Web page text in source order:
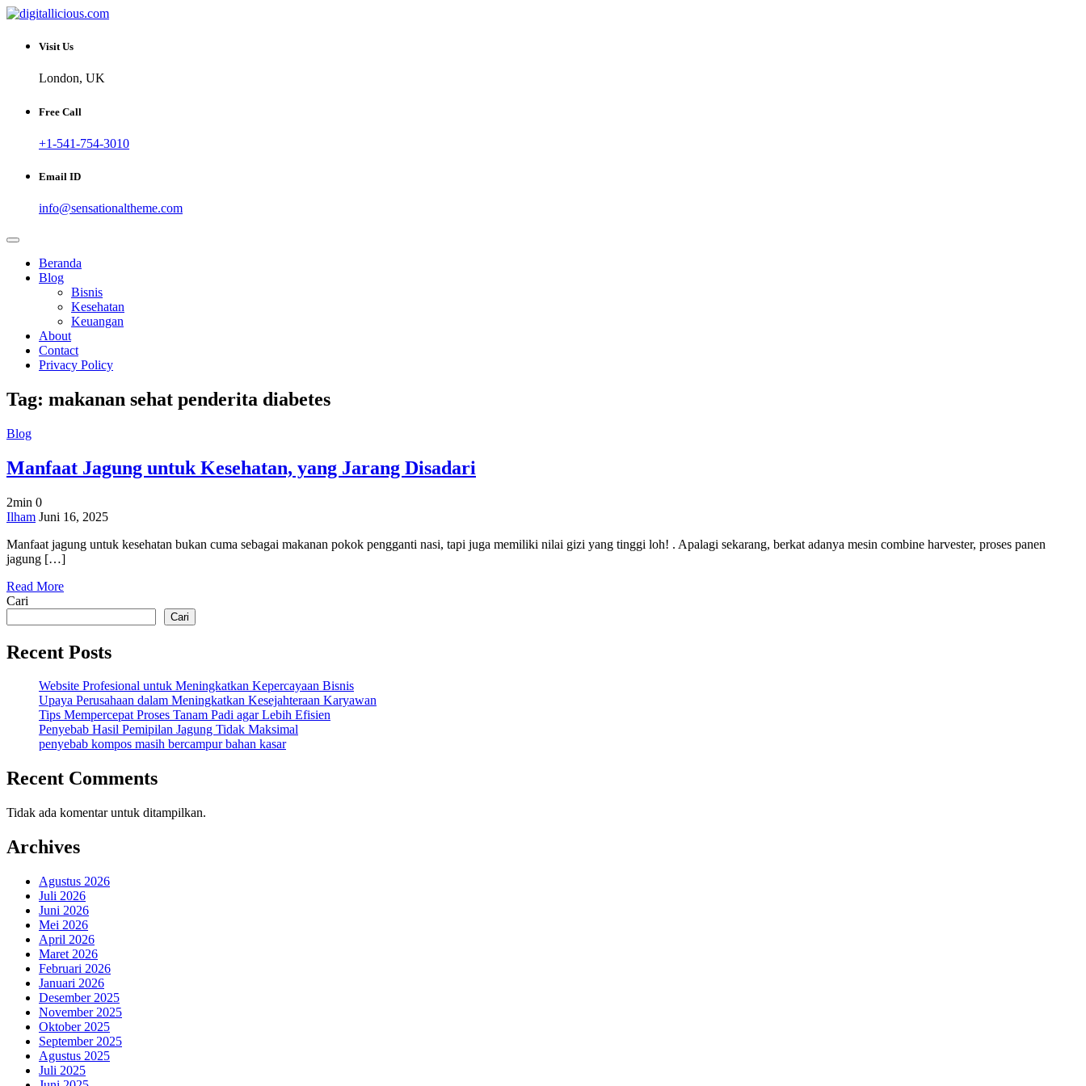
Skip
content
digitallicious.com
Sharing Digital Information
Visit Us
London, UK
Free Call
+1-541-754-3010
Email ID
info@sensationaltheme.com
Beranda
Blog
Bisnis
Kesehatan
Keuangan
About
Contact
Privacy Policy
Tag: makanan sehat penderita diabetes
Blog
Manfaat Jagung untuk Kesehatan, yang Jarang Disadari
2min 0
on
Jagung
untuk
yang
Jarang
Ilham Juni 16, 2025
Manfaat jagung untuk kesehatan bukan cuma sebagai makanan pokok pengganti nasi, tapi juga memiliki nilai gizi yang tinggi loh! . Apalagi sekarang, berkat adanya mesin combine harvester, proses panen
jagung […]
Read More
Cari
Cari
Recent Posts
Website Profesional untuk Meningkatkan Kepercayaan Bisnis
Upaya Perusahaan dalam Meningkatkan Kesejahteraan Karyawan
Tips Mempercepat Proses Tanam Padi agar Lebih Efisien
Penyebab Hasil Pemipilan Jagung Tidak Maksimal
penyebab kompos masih bercampur bahan kasar
Recent Comments
Tidak ada komentar untuk ditampilkan.
Archives
Agustus 2026
Juli 2026
Juni 2026
Mei 2026
April 2026
Maret 2026
Februari 2026
Januari 2026
Desember 2025
November 2025
Oktober 2025
September 2025
Agustus 2025
Juli 2025